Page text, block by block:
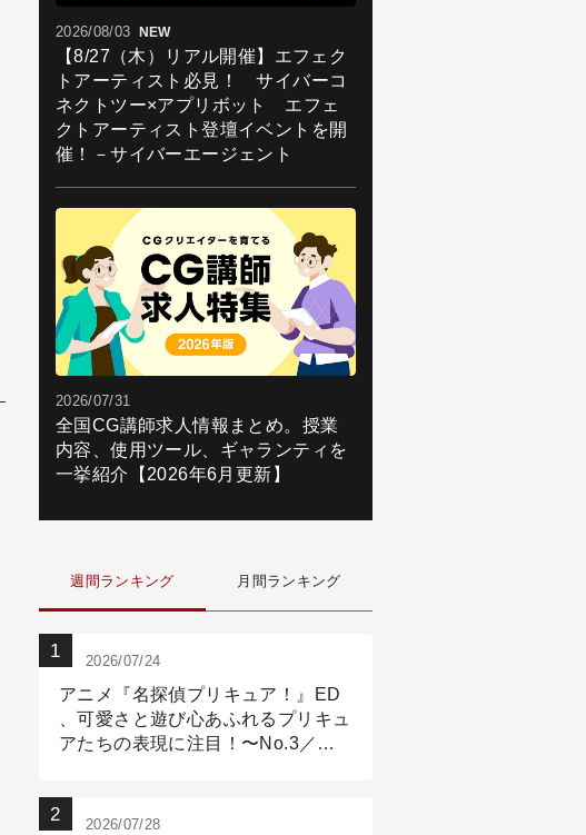
2026/08/03 NEW
【8/27（木）リアル開催】エフェク
トアーティスト必見！ サイバーコ
ネクトツー×アプリボット エフェ
クトアーティスト登壇イベントを開
催！－サイバーエージェント
2026/07/31
全国CG講師求人情報まとめ。授業
内容、使用ツール、ギャランティを
一挙紹介【2026年6月更新】
週間ランキング 月間ランキング
2026/07/24
アニメ『名探偵プリキュア！』ED
、可愛さと遊び心あふれるプリキュ
アたちの表現に注目！〜No.3／ア
2026/07/28